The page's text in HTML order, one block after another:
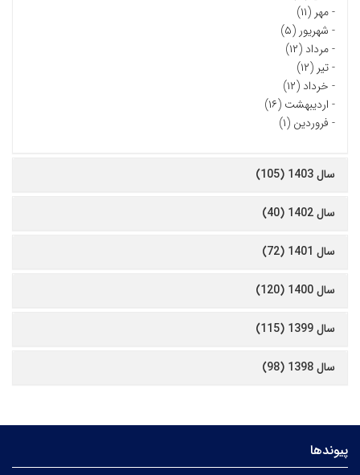
-مهر (۱۱)
- شهریور (۵)
-مرداد (۱۲)
-تیر (۱۲)
- خرداد (۱۲)
- اردیبهشت (۱۶)
- فروردین (۱)
سال 1403 (105)
سال 1402 (40)
سال 1401 (72)
سال 1400 (120)
سال 1399 (115)
سال 1398 (98)
پیوندها